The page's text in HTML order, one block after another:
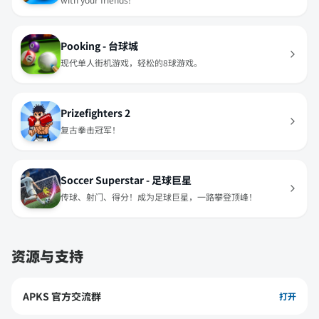
Pooking - 台球城
现代单人街机游戏，轻松的8球游戏。
Prizefighters 2
复古拳击冠军！
Soccer Superstar - 足球巨星
传球、射门、得分！成为足球巨星，一路攀登顶峰！
资源与支持
APKS 官方交流群 打开